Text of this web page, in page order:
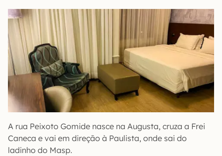
A rua Peixoto Gomide nasce na Augusta, cruza a Frei
Caneca e vai em direção à Paulista, onde sai do
ladinho do Masp.